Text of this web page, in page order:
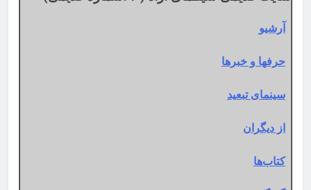
آرشیو
حرفها و خبرها
سینمای تبعید
از دیگران
کتاب‌ها